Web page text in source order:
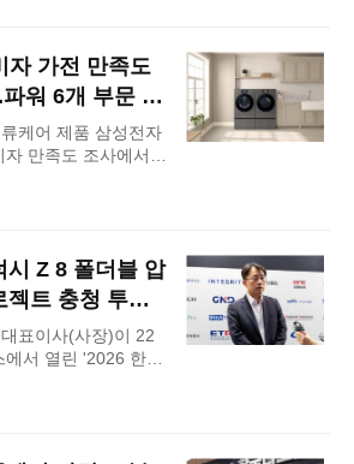
급증했다. 전 분
영업이익은
자 가전 만족도
워 6개 부문 1
제품 삼성전자
만족도 조사에서 6
'최다 수상 브랜
상냉동·하냉장
냉장고 △의류 건
자
Z 8 폴더블 압
트 충청 투자
표이사(사장)이 22
서 열린 '2026 한국
'에서 기자들과 만나